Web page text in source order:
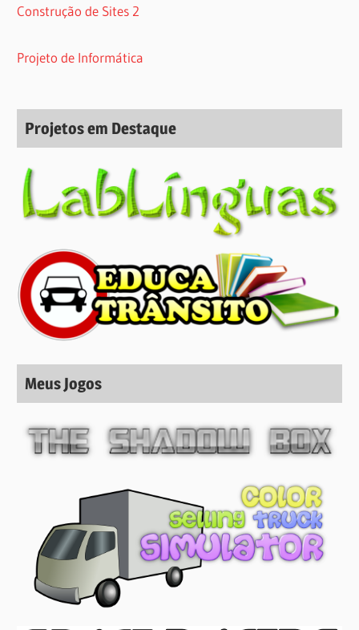
Construção de Sites 2
Projeto de Informática
Projetos em Destaque
Meus Jogos